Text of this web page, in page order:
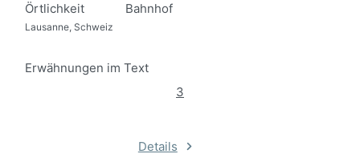
Örtlichkeit Bahnhof
Lausanne, Schweiz
Erwähnungen im Text
3
Details